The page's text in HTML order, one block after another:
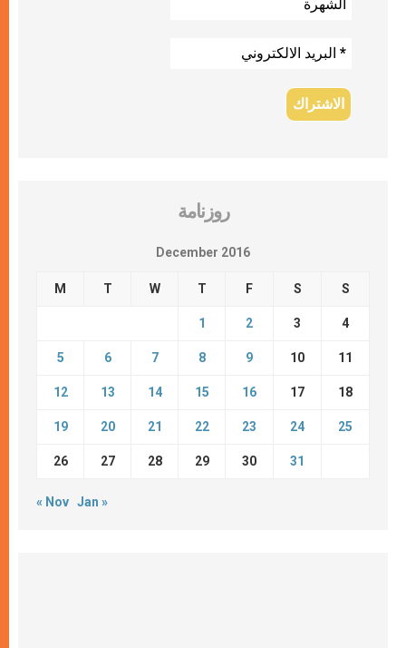
روزنامة
December 2016
M T W T F S S
1 2 3 4
5 6 7 8 9 10 11
12 13 14 15 16 17 18
19 20 21 22 23 24 25
26 27 28 29 30 31
« Nov Jan »